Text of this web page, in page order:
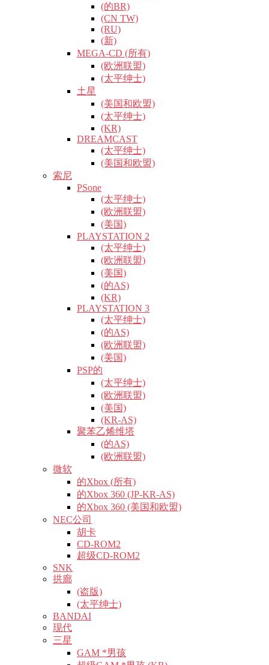
(的BR)
(CN TW)
(RU)
(新)
MEGA-CD (所有)
(欧洲联盟)
(太平绅士)
土星
(美国和欧盟)
(太平绅士)
(KR)
DREAMCAST
(太平绅士)
(美国和欧盟)
索尼
PSone
(太平绅士)
(欧洲联盟)
(美国)
PLAYSTATION 2
(太平绅士)
(欧洲联盟)
(美国)
(的AS)
(KR)
PLAYSTATION 3
(太平绅士)
(的AS)
(欧洲联盟)
(美国)
PSP的
(太平绅士)
(欧洲联盟)
(美国)
(KR-AS)
聚苯乙烯维塔
(的AS)
(欧洲联盟)
微软
的Xbox (所有)
的Xbox 360 (JP-KR-AS)
的Xbox 360 (美国和欧盟)
NEC公司
胡卡
CD-ROM2
超级CD-ROM2
SNK
拱廊
(盗版)
(太平绅士)
BANDAI
现代
三星
GAM *男孩